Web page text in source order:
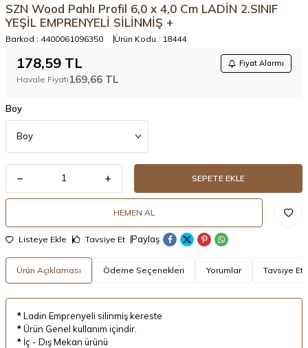
SZN Wood Pahlı Profil 6,0 x 4,0 Cm LADİN 2.SINIF
YEŞİL EMPRENYELİ SİLİNMİŞ +
Barkod : 4400061096350 Ürün Kodu : 18444
178,59 TL Fiyat Alarmı
Havale Fiyatı 169,66 TL
Boy
SEPETE EKLE
HEMEN AL
Listeye Ekle Tavsiye Et Paylaş
Ürün Açıklaması Ödeme Seçenekleri Yorumlar Tavsiye Et
*Ladin Emprenyeli silinmiş kereste
*Ürün Genel kullanım içindir.
* İç - Dış Mekan ürünü